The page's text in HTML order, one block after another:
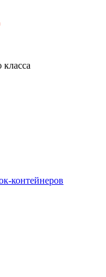
класса
контейнеров